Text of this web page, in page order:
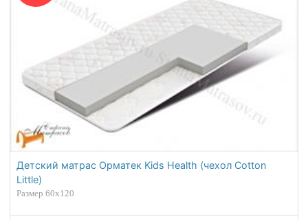
Детский матрас Орматек Kids Health (чехол Cotton
Little)
Размер 60х120